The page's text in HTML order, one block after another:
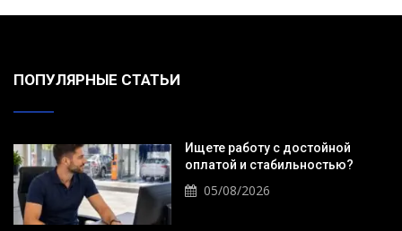
ПОПУЛЯРНЫЕ СТАТЬИ
Ищете работу с достойной
оплатой и стабильностью?
05/08/2026